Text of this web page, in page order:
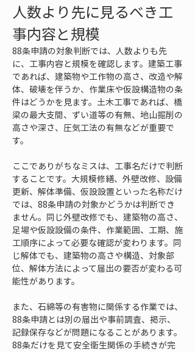
人数より先に見るべき工
事内容と規模
88条申請の対象判断では、人数よりも先
に、工事内容と規模を確認します。建築工事
であれば、建築物や工作物の高さ、改造や解
体、破壊を伴うか、作業床や仮設構造物の条
件はどうかを見ます。土木工事であれば、橋
梁の最大支間、ずい道等の有無、地山掘削の
高さや深さ、圧気工法の有無などが重要で
す。
ここでありがちなミスは、工事名だけで判断
することです。大規模修繕、外壁改修、設備
更新、解体準備、仮設設置といった名称だけ
では、88条申請の対象かどうかは判断でき
ません。同じ外壁改修でも、建築物の高さ、
足場や仮設設備の条件、作業範囲、工期、施
工順序によって必要な確認が変わります。同
じ解体でも、建築物の高さや構造、対象部
位、解体方法によって届出の要否が変わる可
能性があります。
また、石綿等の有害物に関係する作業では、
88条申請とは別の届出や事前調査、掲示、
記録保存などが問題になることがあります。
88条だけを見て安全衛生関係の手続きが完